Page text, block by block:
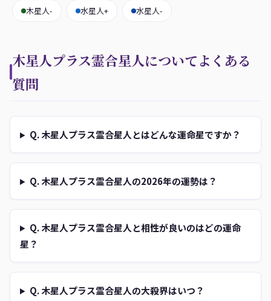
木星人- 水星人+ 水星人-
木星人プラス霊合星人についてよくある
質問
Q. 木星人プラス霊合星人とはどんな運命星ですか？
Q. 木星人プラス霊合星人の2026年の運勢は？
Q. 木星人プラス霊合星人と相性が良いのはどの運命
星？
Q. 木星人プラス霊合星人の大殺界はいつ？